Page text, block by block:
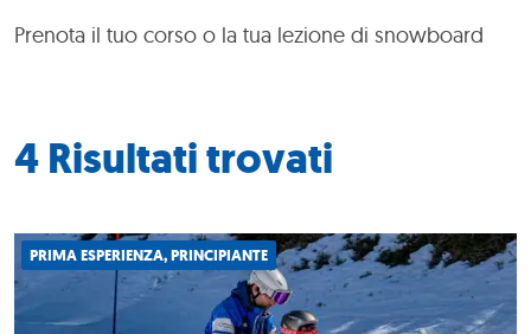
Prenota il tuo corso o la tua lezione di snowboard
4 Risultati trovati
PRIMA ESPERIENZA, PRINCIPIANTE